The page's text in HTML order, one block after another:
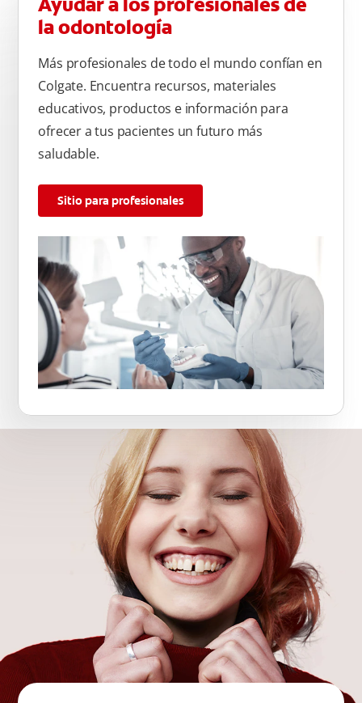
la odontología
Más profesionales de todo el mundo confían en
Colgate. Encuentra recursos, materiales
educativos, productos e información para
ofrecer a tus pacientes un futuro más
saludable.
Sitio para profesionales